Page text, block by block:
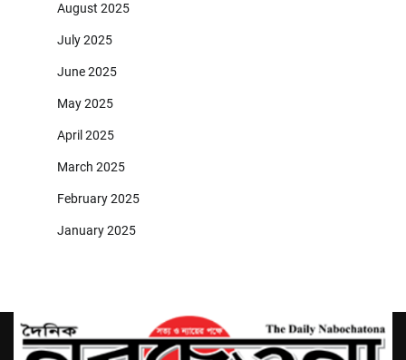
August 2025
July 2025
June 2025
May 2025
April 2025
March 2025
February 2025
January 2025